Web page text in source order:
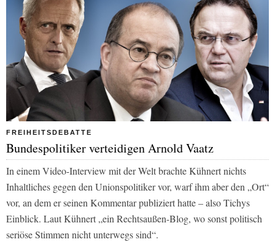
FREIHEITSDEBATTE
Bundespolitiker verteidigen Arnold Vaatz
In einem Video-Interview mit derWeltbrachte Kühnert nichts
Inhaltliches gegen den Unionspolitiker vor, warf ihm aber den „Ort“
vor, an dem er seinen Kommentar publiziert hatte – alsoTichys
Einblick. Laut Kühnert „ein Rechtsaußen-Blog, wo sonst politisch
seriöse Stimmen nicht unterwegs sind“.